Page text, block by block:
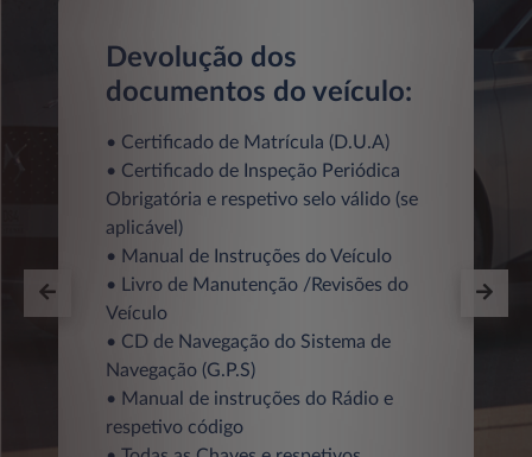
Devolução dos
documentos do veículo:
• Certificado de Matrícula (D.U.A)
• Certificado de Inspeção Periódica
Obrigatória e respetivo selo válido (se
aplicável)
• Manual de Instruções do Veículo
• Livro de Manutenção /Revisões do
Veículo
• CD de Navegação do Sistema de
Navegação (G.P.S)
• Manual de instruções do Rádio e
respetivo código